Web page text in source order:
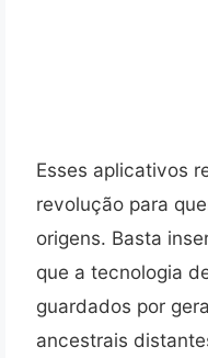
Esses aplicativos
revolução para
origens. Basta
que a tecnologia
guardados por
ancestrais